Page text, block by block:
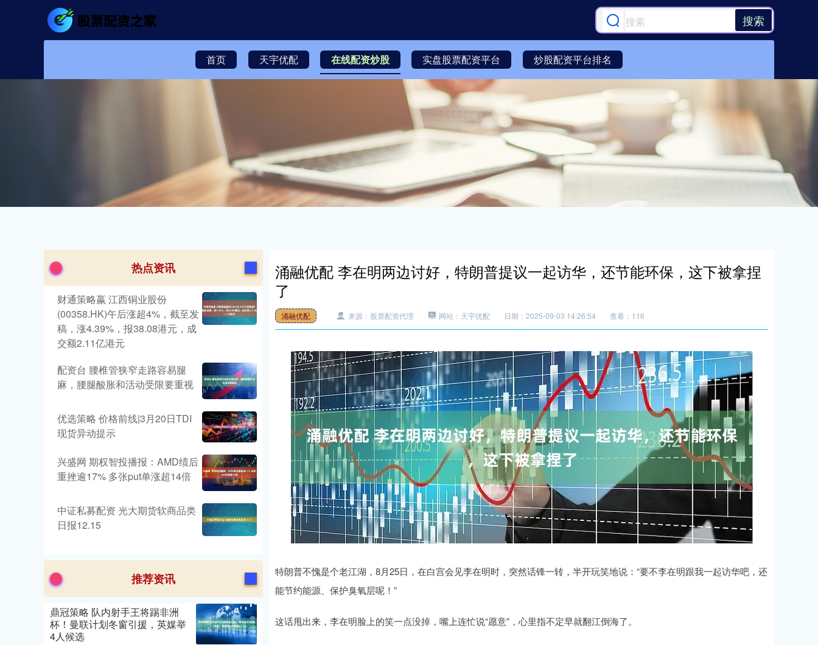
搜索
首页 天宇优配 在线配资炒股 实盘股票配资平台 炒股配资平台排名
涌融优配 李在明两边讨好，特朗普提议一起访华，还节能环保，这下被拿捏
了
涌融优配 来源：股票配资代理 网站：天宇优配 日期：2025-09-03 14:26:54 查看：116
特朗普不愧是个老江湖，8月25日，在白宫会见李在明时，突然话锋一转，半开玩笑地说：“要不李在明跟我一起访华吧，还
能节约能源、保护臭氧层呢！”
这话甩出来，李在明脸上的笑一点没掉，嘴上连忙说“愿意”，心里指不定早就翻江倒海了。
热点资讯
财通策略嬴 江西铜业股份
(00358.HK)午后涨超4%，截至发
稿，涨4.39%，报38.08港元，成
交额2.11亿港元
配资台 腰椎管狭窄走路容易腿
麻，腰腿酸胀和活动受限要重视
优选策略 价格前线|3月20日TDI
现货异动提示
兴盛网 期权智投播报：AMD绩后
重挫逾17% 多张put单涨超14倍
中证私募配资 光大期货软商品类
日报12.15
推荐资讯
鼎冠策略 队内射手王将踢非洲
杯！曼联计划冬窗引援，英媒举
4人候选